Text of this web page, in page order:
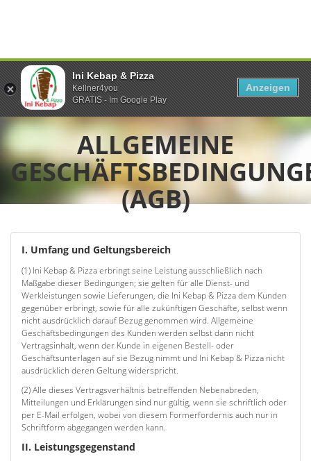
ALLGEMEINE
(AGB)
I. Umfang und Geltungsbereich
(1) Ini Kebap & Pizza erbringt seine Leistung ausschließlich nach
Maßgabe dieser Bedingungen; sie gelten für alle Dienst- und
Werkleistungen sowie Lieferungen, die Ini Kebap & Pizza dem Kunden
gegenüber erbringt, sowie für alle zukünftigen Geschäfte, selbst wenn
nicht ausdrücklich darauf Bezug genommen wird. Allgemeine
Geschäftsbedingungen des Kunden werden selbst dann nicht
Vertragsinhalt, wenn der Kunde in eigenen Bestell- oder
Geschäftsunterlagen auf sie Bezug nimmt und Ini Kebap & Pizza nicht
ausdrücklich deren Geltung widerspricht.
(2) Alle dieses Vertragsverhältnis betreffenden Nebenabreden,
Mitteilungen und Erklärungen sind nur gültig, wenn sie schriftlich oder
per E-Mail erfolgen, wobei von diesem Formerfordernis auch nur in
Schriftform abgegangen werden kann.
II. Leistungsgegenstand
Ini Kebap & Pizza
Kellner4you
GRATIS - Im Google Play
Anzeigen